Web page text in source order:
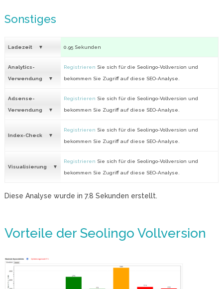
Sonstiges
Ladezeit 0.95 Sekunden
Analytics-
Verwendung
Registrieren Sie sich für die Seolingo-Vollversion und
bekommen Sie Zugriff auf diese SEO-Analyse.
Adsense-
Verwendung
Registrieren Sie sich für die Seolingo-Vollversion und
bekommen Sie Zugriff auf diese SEO-Analyse.
Index-Check
Registrieren Sie sich für die Seolingo-Vollversion und
bekommen Sie Zugriff auf diese SEO-Analyse.
Visualisierung
Registrieren Sie sich für die Seolingo-Vollversion und
bekommen Sie Zugriff auf diese SEO-Analyse.
Diese Analyse wurde in 7.8 Sekunden erstellt.
Vorteile der Seolingo Vollversion